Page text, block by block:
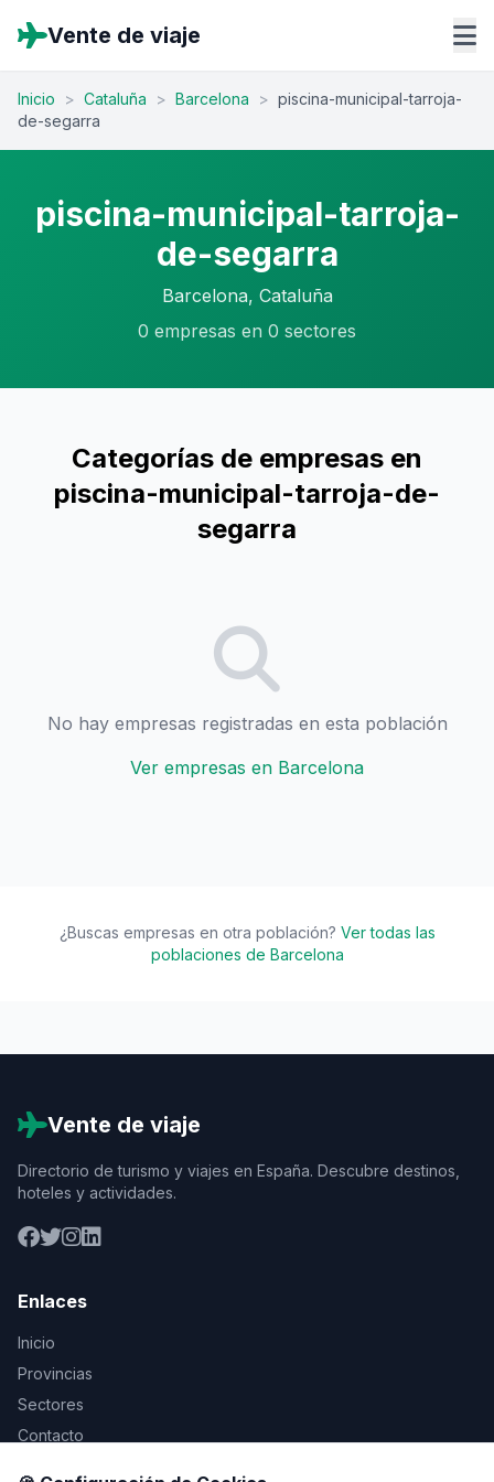
Vente de viaje
Inicio > Cataluña > Barcelona > piscina-municipal-tarroja-
de-segarra
piscina-municipal-tarroja-
de-segarra
Barcelona, Cataluña
0 empresas en 0 sectores
Categorías de empresas en
piscina-municipal-tarroja-de-
segarra
No hay empresas registradas en esta población
Ver empresas en Barcelona
¿Buscas empresas en otra población? Ver todas las
poblaciones de Barcelona
Vente de viaje
Directorio de turismo y viajes en España. Descubre destinos,
hoteles y actividades.
Enlaces
Inicio
Provincias
Sectores
Contacto